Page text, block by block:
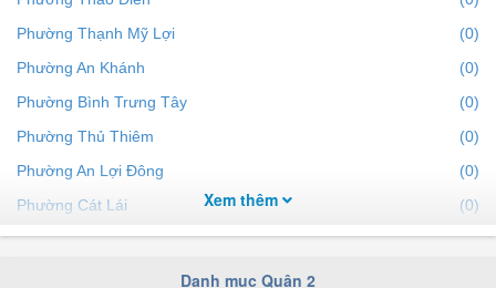
Phường Thạnh Mỹ Lợi
(0)
Phường An Khánh
(0)
Phường Bình Trưng Tây
(0)
Phường Thủ Thiêm
(0)
Phường An Lợi Đông
(0)
Phường Cát Lái
(0)
Phường Bình Trưng Đông
(0)
Xem thêm
Danh mục Quận 2